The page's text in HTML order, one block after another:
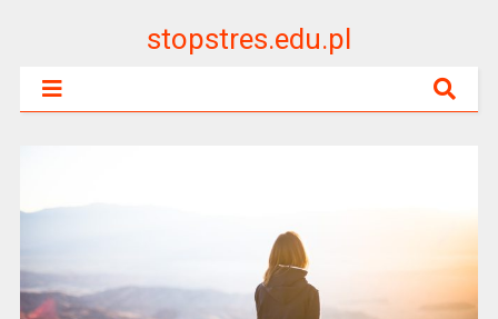
stopstres.edu.pl